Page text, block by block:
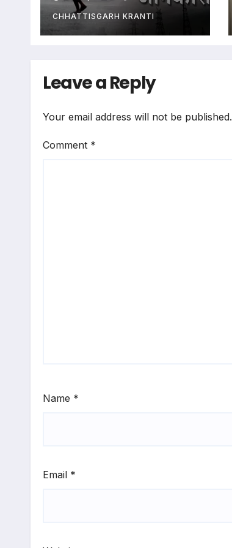
हाल…
CHHATTISGARH KRANTI
Leave a Reply
Your email address will not be published.
Comment *
Name *
Email *